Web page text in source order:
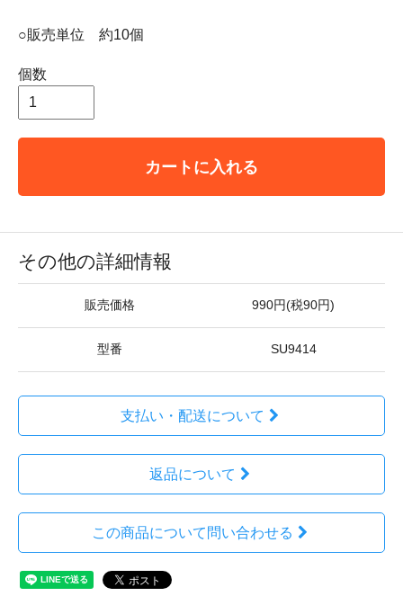
○販売単位 約10個
個数
カートに入れる
その他の詳細情報
販売価格 990円(税90円)
型番 SU9414
支払い・配送について
返品について
この商品について問い合わせる